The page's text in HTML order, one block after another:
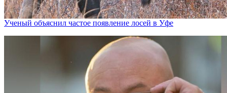
Ученый объяснил частое появление лосей в Уфе